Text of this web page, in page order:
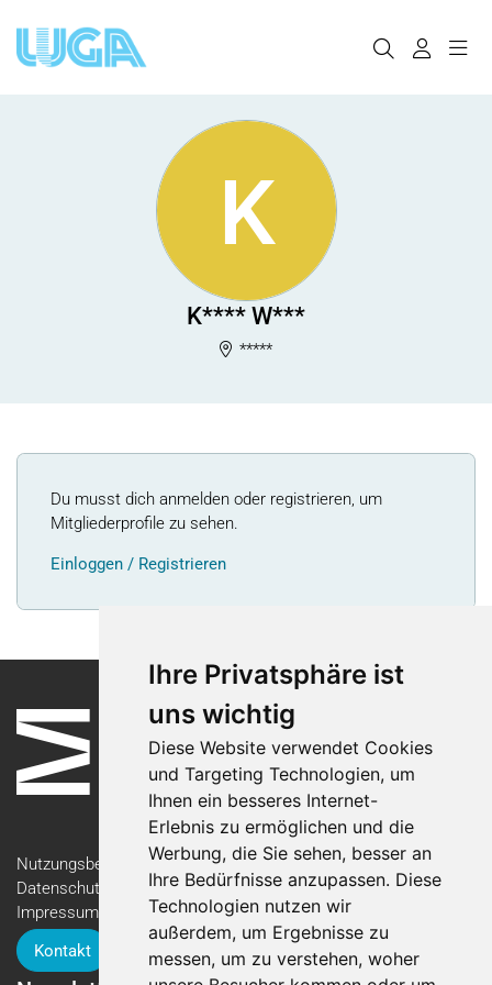
Ihre Privatsphäre ist
uns wichtig
Diese Website verwendet Cookies
und Targeting Technologien, um
Ihnen ein besseres Internet-
Erlebnis zu ermöglichen und die
Werbung, die Sie sehen, besser an
Ihre Bedürfnisse anzupassen. Diese
Technologien nutzen wir
außerdem, um Ergebnisse zu
messen, um zu verstehen, woher
K
K**** W***
*****
Du musst dich anmelden oder registrieren, um
Mitgliederprofile zu sehen.
Einloggen / Registrieren
Nutzungsbedingungen
Datenschutzerklärung
Impressum
Kontakt